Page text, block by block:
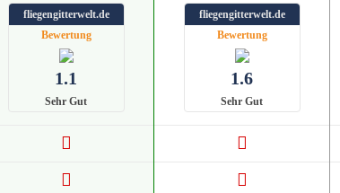
fliegengitterwelt.de
Bewertung
1.1
Sehr Gut
fliegengitterwelt.de
Bewertung
1.6
Sehr Gut